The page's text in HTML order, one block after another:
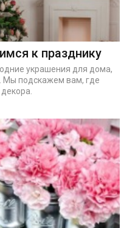
к празднику
украшения для дома,
Мы подскажем вам, где